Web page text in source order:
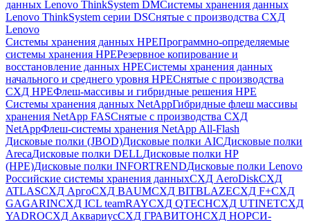
данных Lenovo ThinkSystem DMСистемы хранения данных
Lenovo ThinkSystem серии DSСнятые с производства СХД
Lenovo
Системы хранения данных HPEПрограммно-определяемые
системы хранения HPEРезервное копирование и
восстановление данных HPEСистемы хранения данных
начального и среднего уровня HPEСнятые с производства
СХД HPEФлеш-массивы и гибридные решения HPE
Cистемы хранения данных NetAppГибридные флеш массивы
хранения NetApp FASСнятые с производства СХД
NetAppФлеш-системы хранения NetApp All-Flash
Дисковые полки (JBOD)Дисковые полки AICДисковые полки
ArecaДисковые полки DELLДисковые полки HP
(HPE)Дисковые полки INFORTRENDДисковые полки Lenovo
Российские системы хранения данныхСХД AeroDiskСХД
ATLASСХД AргоСХД BAUMСХД BITBLAZEСХД F+СХД
GAGARINСХД ICL teamRAYСХД QTECHСХД UTINETСХД
YADROСХД АквариусСХД ГРАВИТОНСХД НОРСИ-